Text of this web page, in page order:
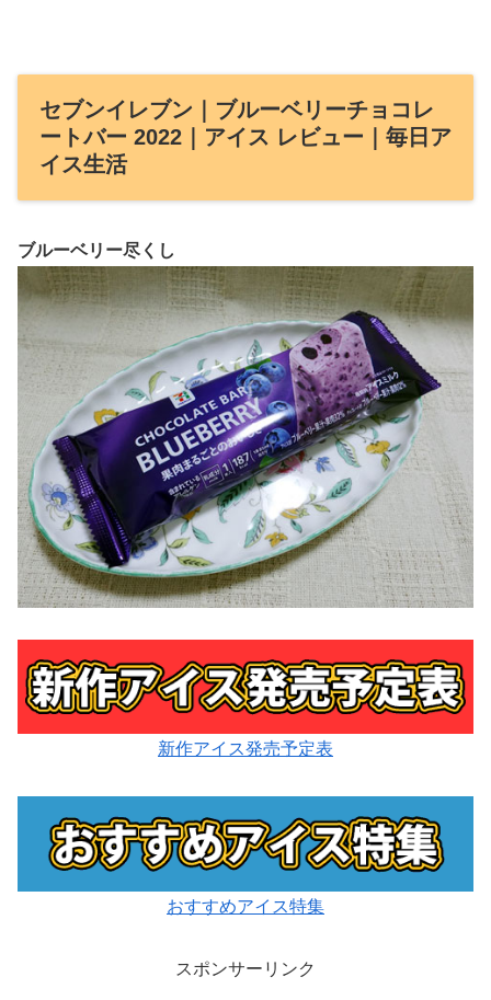
セブンイレブン｜ブルーベリーチョコレ
ートバー 2022｜アイス レビュー｜毎日ア
イス生活
ブルーベリー尽くし
新作アイス発売予定表
おすすめアイス特集
スポンサーリンク